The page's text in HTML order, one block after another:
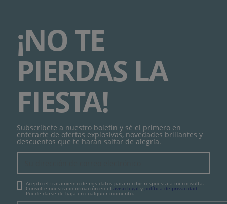
¡NO TE
PIERDAS LA
FIESTA!
Subscríbete a nuestro boletín y sé el primero en
enterarte de ofertas explosivas, novedades brillantes y
descuentos que te harán saltar de alegría.
Acepto el tratamiento de mis datos para recibir respuesta a mi consulta.
Consulte nuestra información en el aviso legal y política de privacidad.
Puede darse de baja en cualquier momento.